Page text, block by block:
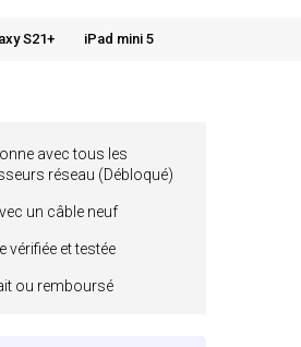
S21+ iPad mini 5
avec tous les
réseau (Débloqué)
un câble neuf
vérifiée et testée
ou remboursé